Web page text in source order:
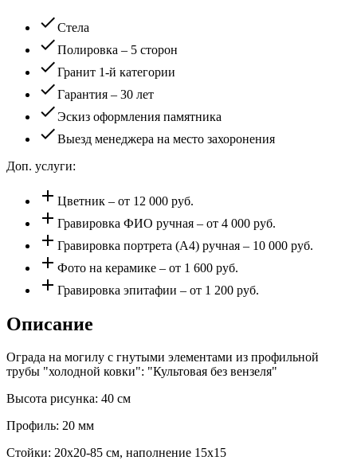
checkСтела
checkПолировка – 5 сторон
checkГранит 1-й категории
checkГарантия – 30 лет
checkЭскиз оформления памятника
checkВыезд менеджера на место захоронения
Доп. услуги:
add Цветник – от 12 000 руб.
add Гравировка ФИО ручная – от 4 000 руб.
add Гравировка портрета (А4) ручная – 10 000 руб.
add Фото на керамике – от 1 600 руб.
add Гравировка эпитафии – от 1 200 руб.
Описание
Ограда на могилу с гнутыми элементами из профильной
трубы "холодной ковки": "Культовая без вензеля"
Высота рисунка: 40 см
Профиль: 20 мм
Стойки: 20х20-85 см, наполнение 15х15